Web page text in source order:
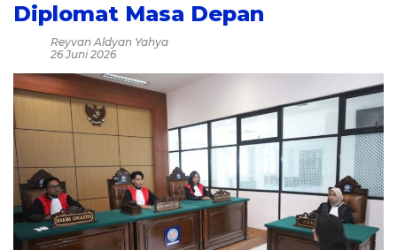
Diplomat Masa Depan
Reyvan Aldyan Yahya
26 Juni 2026